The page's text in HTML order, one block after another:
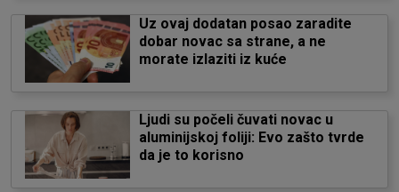
Uz ovaj dodatan posao zaradite
dobar novac sa strane, a ne
morate izlaziti iz kuće
Ljudi su počeli čuvati novac u
aluminijskoj foliji: Evo zašto tvrde
da je to korisno